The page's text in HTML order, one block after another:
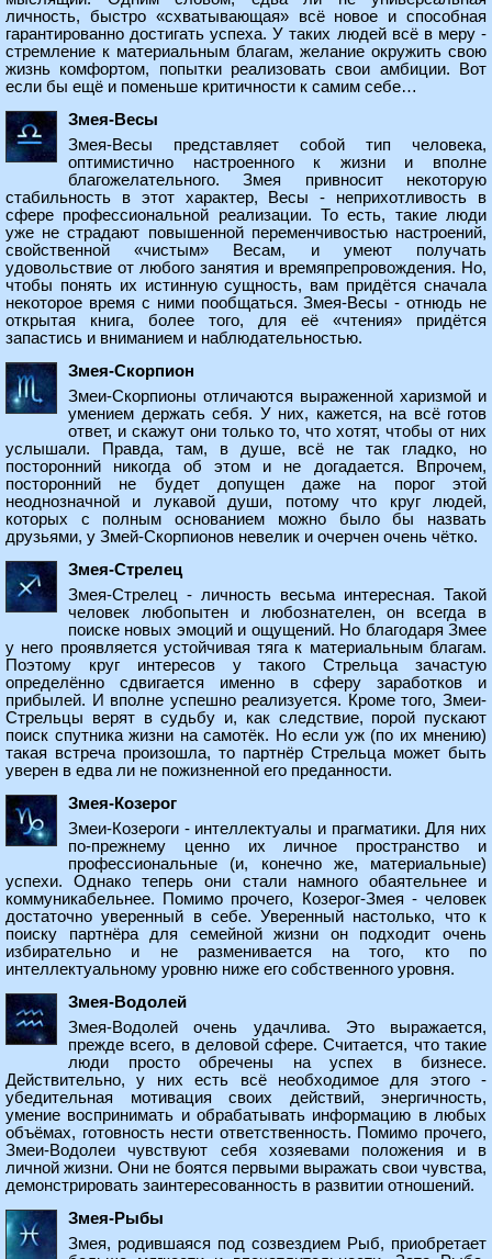
личность, быстро «схватывающая» всё новое и способная
гарантированно достигать успеха. У таких людей всё в меру -
стремление к материальным благам, желание окружить свою
жизнь комфортом, попытки реализовать свои амбиции. Вот
если бы ещё и поменьше критичности к самим себе…
Змея-Весы
Змея-Весы представляет собой тип человека,
оптимистично настроенного к жизни и вполне
благожелательного. Змея привносит некоторую
стабильность в этот характер, Весы - неприхотливость в
сфере профессиональной реализации. То есть, такие люди
уже не страдают повышенной переменчивостью настроений,
свойственной «чистым» Весам, и умеют получать
удовольствие от любого занятия и времяпрепровождения. Но,
чтобы понять их истинную сущность, вам придётся сначала
некоторое время с ними пообщаться. Змея-Весы - отнюдь не
открытая книга, более того, для её «чтения» придётся
запастись и вниманием и наблюдательностью.
Змея-Скорпион
Змеи-Скорпионы отличаются выраженной харизмой и
умением держать себя. У них, кажется, на всё готов
ответ, и скажут они только то, что хотят, чтобы от них
услышали. Правда, там, в душе, всё не так гладко, но
посторонний никогда об этом и не догадается. Впрочем,
посторонний не будет допущен даже на порог этой
неоднозначной и лукавой души, потому что круг людей,
которых с полным основанием можно было бы назвать
друзьями, у Змей-Скорпионов невелик и очерчен очень чётко.
Змея-Стрелец
Змея-Стрелец - личность весьма интересная. Такой
человек любопытен и любознателен, он всегда в
поиске новых эмоций и ощущений. Но благодаря Змее
у него проявляется устойчивая тяга к материальным благам.
Поэтому круг интересов у такого Стрельца зачастую
определённо сдвигается именно в сферу заработков и
прибылей. И вполне успешно реализуется. Кроме того, Змеи-
Стрельцы верят в судьбу и, как следствие, порой пускают
поиск спутника жизни на самотёк. Но если уж (по их мнению)
такая встреча произошла, то партнёр Стрельца может быть
уверен в едва ли не пожизненной его преданности.
Змея-Козерог
Змеи-Козероги - интеллектуалы и прагматики. Для них
по-прежнему ценно их личное пространство и
профессиональные (и, конечно же, материальные)
успехи. Однако теперь они стали намного обаятельнее и
коммуникабельнее. Помимо прочего, Козерог-Змея - человек
достаточно уверенный в себе. Уверенный настолько, что к
поиску партнёра для семейной жизни он подходит очень
избирательно и не разменивается на того, кто по
интеллектуальному уровню ниже его собственного уровня.
Змея-Водолей
Змея-Водолей очень удачлива. Это выражается,
прежде всего, в деловой сфере. Считается, что такие
люди просто обречены на успех в бизнесе.
Действительно, у них есть всё необходимое для этого -
убедительная мотивация своих действий, энергичность,
умение воспринимать и обрабатывать информацию в любых
объёмах, готовность нести ответственность. Помимо прочего,
Змеи-Водолеи чувствуют себя хозяевами положения и в
личной жизни. Они не боятся первыми выражать свои чувства,
демонстрировать заинтересованность в развитии отношений.
Змея-Рыбы
Змея, родившаяся под созвездием Рыб, приобретает